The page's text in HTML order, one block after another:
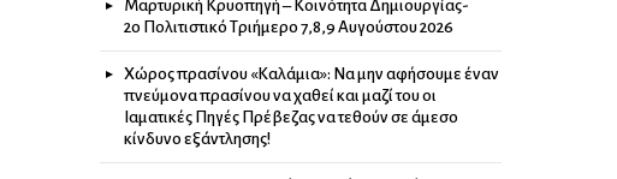
Μαρτυρική Κρυοπηγή – Κοινότητα Δημιουργίας-
2ο Πολιτιστικό Τριήμερο 7,8,9 Αυγούστου 2026
Χώρος πρασίνου «Καλάμια»: Να μην αφήσουμε έναν
πνεύμονα πρασίνου να χαθεί και μαζί του οι
Ιαματικές Πηγές Πρέβεζας να τεθούν σε άμεσο
κίνδυνο εξάντλησης!